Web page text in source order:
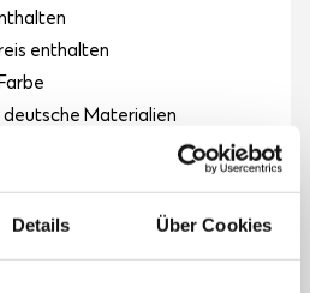
Details Über Cookies
enthalten
Materialien
von Hörmann
€